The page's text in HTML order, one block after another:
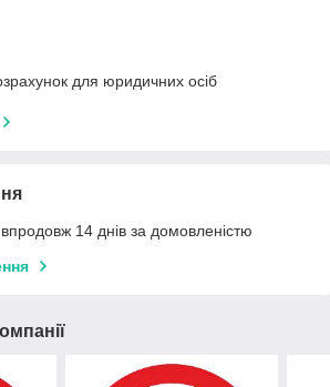
для юридичних осіб
14 днів за домовленістю